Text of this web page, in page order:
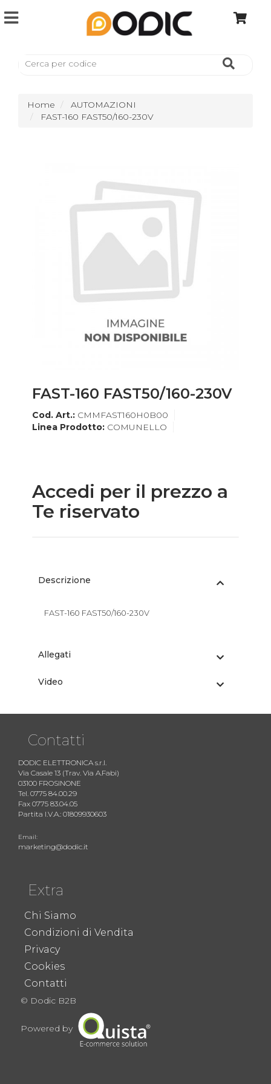
Home
AUTOMAZIONI
FAST-160 FAST50/160-230V
FAST-160 FAST50/160-230V
Cod. Art.: CMMFAST160H0B00
Linea Prodotto: COMUNELLO
Accedi per il prezzo a
Te riservato
Descrizione
FAST-160 FAST50/160-230V
Allegati
Video
Contatti
DODIC ELETTRONICA s.r.l.
Via Casale 13 (Trav. Via A.Fabi)
03100 FROSINONE
Tel. 0775 84.00.29
Fax 0775 83.04.05
Partita I.V.A.: 01809930603
Email:
marketing@dodic.it
Extra
Chi Siamo
Condizioni di Vendita
Privacy
Cookies
Contatti
© Dodic B2B
Powered by